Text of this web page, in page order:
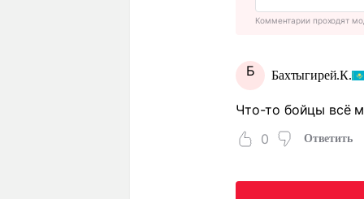
Комментарии проходят
Б Бахтыгирей.К.
Что-то бойцы всё
0
Ответить